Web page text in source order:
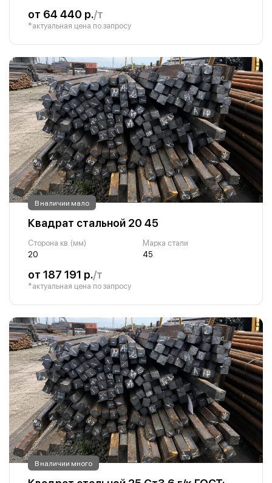
от 64 440 р./т
*актуальная цена по запросу
В наличии мало
Квадрат стальной 20 45
Сторона кв. (мм)
20
Марка стали
45
от 187 191 р./т
*актуальная цена по запросу
В наличии много